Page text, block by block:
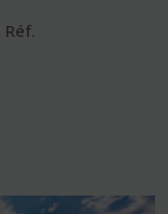
Réf.